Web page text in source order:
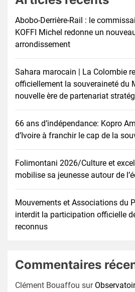
Abobo-Derrière-Rail : le
KOFFI Michel redonne un
arrondissement
Sahara marocain | La Colombie
officiellement la souveraineté du
nouvelle ère de partenariat
66 ans d’indépendance: Kopro
d’Ivoire à franchir le cap de la
Folimontani 2026/Culture et
mobilise sa jeunesse autour de
Mouvements et Associations du
interdit la participation officielle
reconnus
Commentaires
Clément Bouaffou sur